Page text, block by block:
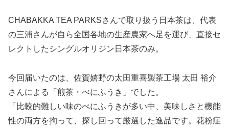
CHABAKKA TEA PARKSさんで取り扱う日本茶は、代表
の三浦さんが自ら全国各地の生産農家へ足を運び、直接セ
レクトしたシングルオリジン日本茶のみ。
今回届いたのは、佐賀嬉野の太田重喜製茶工場 太田 裕介
さんによる「煎茶・べにふうき」でした。
「比較的難しい味のべにふうきが多い中、美味しさと機能
性の両方を拘って、探し回って厳選した逸品です。花粉症